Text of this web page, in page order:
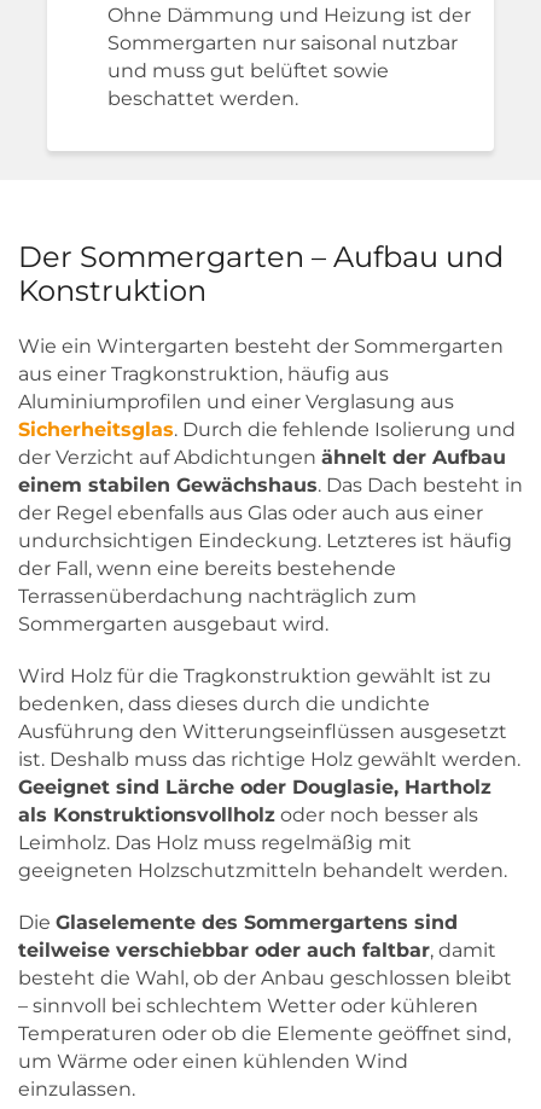
Ohne Dämmung und Heizung ist der
Sommergarten nur saisonal nutzbar
und muss gut belüftet sowie
beschattet werden.
Der Sommergarten – Aufbau und
Konstruktion
Wie ein Wintergarten besteht der Sommergarten
aus einer Tragkonstruktion, häufig aus
Aluminiumprofilen und einer Verglasung aus
Sicherheitsglas. Durch die fehlende Isolierung und
der Verzicht auf Abdichtungen ähnelt der Aufbau
einem stabilen Gewächshaus. Das Dach besteht in
der Regel ebenfalls aus Glas oder auch aus einer
undurchsichtigen Eindeckung. Letzteres ist häufig
der Fall, wenn eine bereits bestehende
Terrassenüberdachung nachträglich zum
Sommergarten ausgebaut wird.
Wird Holz für die Tragkonstruktion gewählt ist zu
bedenken, dass dieses durch die undichte
Ausführung den Witterungseinflüssen ausgesetzt
ist. Deshalb muss das richtige Holz gewählt werden.
Geeignet sind Lärche oder Douglasie, Hartholz
als Konstruktionsvollholz oder noch besser als
Leimholz. Das Holz muss regelmäßig mit
geeigneten Holzschutzmitteln behandelt werden.
Die Glaselemente des Sommergartens sind
teilweise verschiebbar oder auch faltbar, damit
besteht die Wahl, ob der Anbau geschlossen bleibt
– sinnvoll bei schlechtem Wetter oder kühleren
Temperaturen oder ob die Elemente geöffnet sind,
um Wärme oder einen kühlenden Wind
einzulassen.